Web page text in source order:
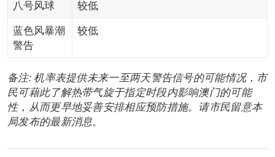
八号风球
较低
蓝色风暴潮
警告
较低
备注: 机率表提供未来一至两天警告信号的可能情况，市
民可藉此了解热带气旋于指定时段内影响澳门的可能
性，从而更早地妥善安排相应预防措施。请市民留意本
局发布的最新消息。